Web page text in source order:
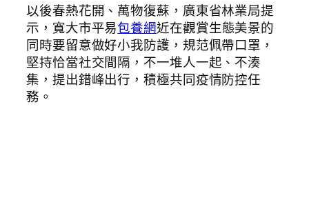
以後春熱花開、萬物復蘇，廣東省林業局提
示，寬大市平易包養網近在觀賞生態美景的
同時要留意做好小我防護，規范佩帶口罩，
堅持恰當社交間隔，不一堆人一起、不湊
集，提出錯峰出行，積極共同疫情防控任
務。